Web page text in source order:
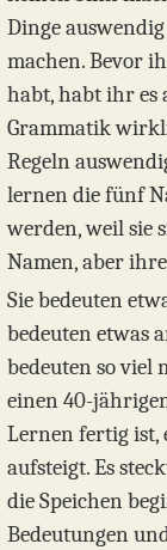
Dinge
machen. Bevor
habt, habt ihr es
Grammatik
Regeln
lernen die fünf
werden, weil sie
Namen, aber
Sie bedeuten
bedeuten etwas
bedeuten so
einen 40-
Lernen fertig ist,
aufsteigt. Es
die Speichen
Bedeutungen